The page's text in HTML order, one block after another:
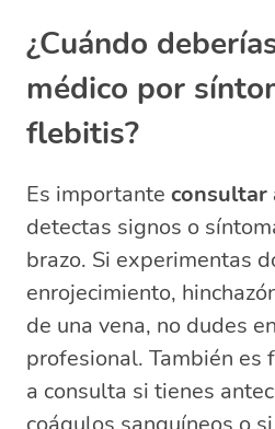
¿Cuándo
médico por
flebitis?
Es importante consultar
detectas signos o
brazo. Si experimentas
enrojecimiento,
de una vena, no dudes
profesional. También es
a consulta si tienes